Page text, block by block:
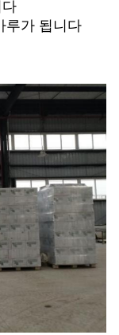
루가 됩니다